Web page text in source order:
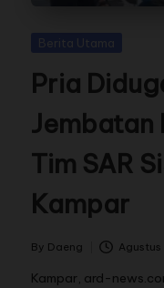
Berita Utama
Pria
Jembatan
Tim SAR
Kampar
By Daeng
Kampar, ard-